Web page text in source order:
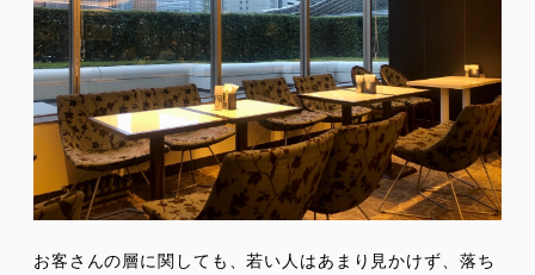
お客さんの層に関しても、若い人はあまり見かけず、落ち